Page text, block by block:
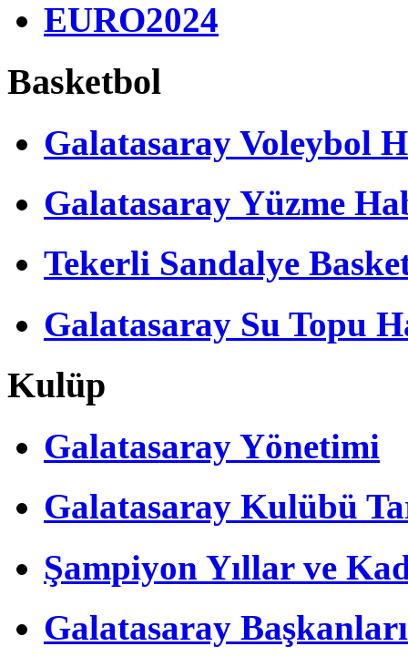
EURO2024
Basketbol
Galatasaray Voleybol
Galatasaray Yüzme
Tekerli Sandalye
Galatasaray Su Topu
Kulüp
Galatasaray Yönetimi
Galatasaray Kulübü
Şampiyon Yıllar ve
Galatasaray Başkanları